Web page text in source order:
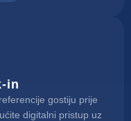
in
gostiju prije
digitalni pristup uz